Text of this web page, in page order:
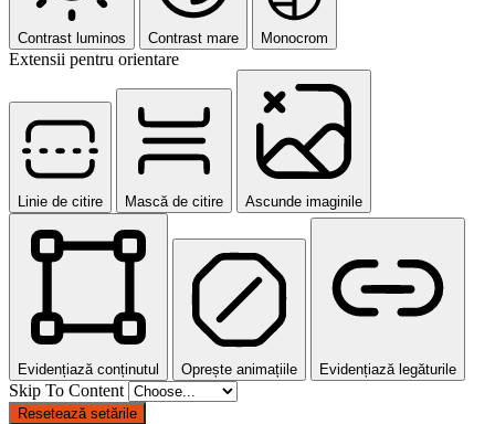
Contrast luminos Contrast mare Monocrom
Extensii pentru orientare
Linie de citire Mască de citire Ascunde imaginile
Evidențiază conținutul Oprește animațiile Evidențiază legăturile
Skip To Content
Resetează setările